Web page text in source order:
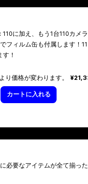
に加え、もう1台110カメ
フィルム缶も付属します！
！
り価格が変わります。
カートに入れる
必要なアイテムが全て揃っ